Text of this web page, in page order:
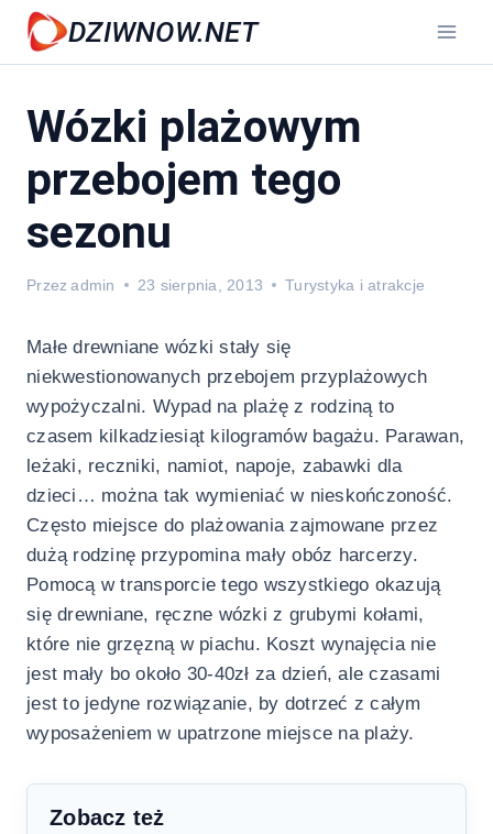
Przejdź
DZIWNOW.NET
Wózki plażowym
przebojem tego
sezonu
Przez admin 23 sierpnia, 2013 Turystyka i atrakcje
Małe drewniane wózki stały się
niekwestionowanych przebojem przyplażowych
wypożyczalni. Wypad na plażę z rodziną to
czasem kilkadziesiąt kilogramów bagażu. Parawan,
leżaki, reczniki, namiot, napoje, zabawki dla
dzieci… można tak wymieniać w nieskończoność.
Często miejsce do plażowania zajmowane przez
dużą rodzinę przypomina mały obóz harcerzy.
Pomocą w transporcie tego wszystkiego okazują
się drewniane, ręczne wózki z grubymi kołami,
które nie grzęzną w piachu. Koszt wynajęcia nie
jest mały bo około 30-40zł za dzień, ale czasami
jest to jedyne rozwiązanie, by dotrzeć z całym
wyposażeniem w upatrzone miejsce na plaży.
Zobacz też